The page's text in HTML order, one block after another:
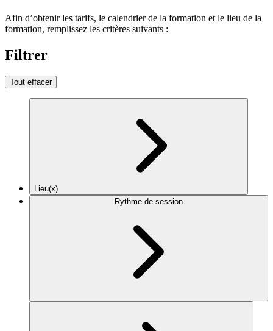
Afin d’obtenir les tarifs, le calendrier de la formation et le lieu de la
formation, remplissez les critères suivants :
Filtrer
Tout effacer
Lieu(x)
Rythme de session